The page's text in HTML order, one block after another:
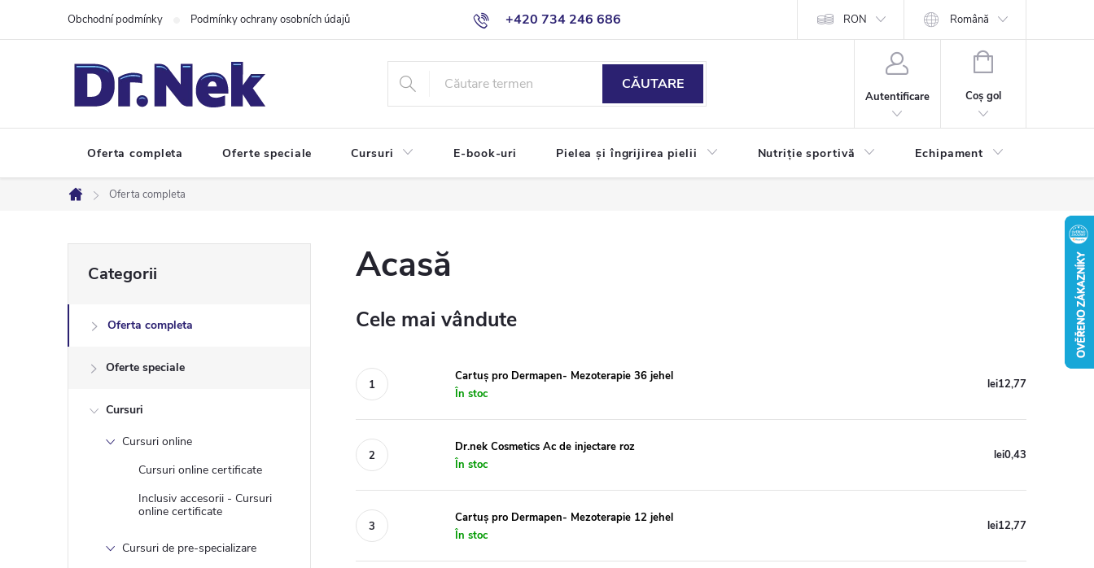
+420 734 246 686
Obchodní podmínky Podmínky ochrany osobních údajů RON Română
CĂUTARE
Autentificare
COŞ
CUMPĂRĂTURI
Coş gol
Oferta completa Oferte speciale Cursuri E-book-uri Pielea și îngrijirea pielii Nutriție sportivă Echipament
Acasă
Oferta completa
a
r
peste
categorii
Categorii
Oferta completa
Oferte speciale
Cursuri
Cursuri online
Cursuri online certificate
Inclusiv accesorii - Cursuri
online certificate
Cursuri de pre-specializare
Acasă
Cele mai vândute
Cartuș pro Dermapen- Mezoterapie 36 jehel
În stoc
lei12,77
Dr.nek Cosmetics Ac de injectare roz
În stoc
lei0,43
Cartuș pro Dermapen- Mezoterapie 12 jehel
În stoc
lei12,77